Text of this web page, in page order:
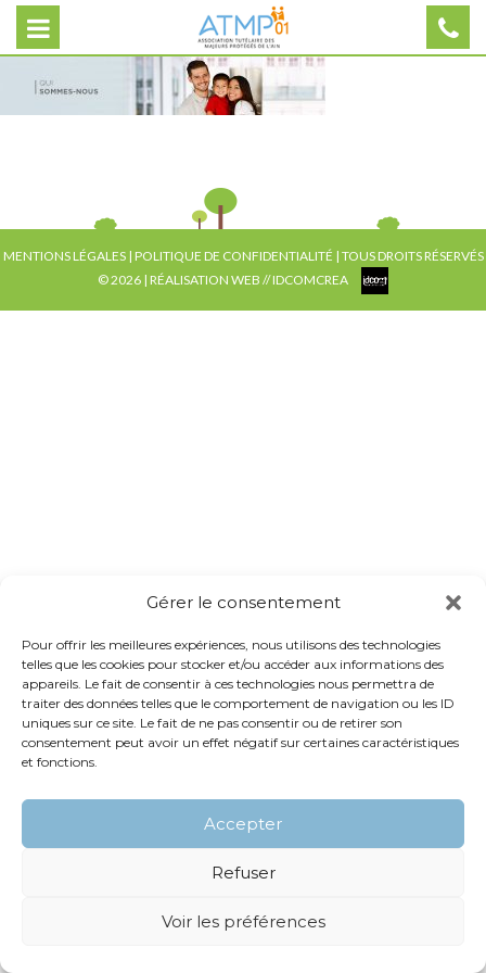
Gérer le consentement
Pour offrir les meilleures expériences, nous utilisons des technologies
telles que les cookies pour stocker et/ou accéder aux informations des
appareils. Le fait de consentir à ces technologies nous permettra de
traiter des données telles que le comportement de navigation ou les ID
uniques sur ce site. Le fait de ne pas consentir ou de retirer son
consentement peut avoir un effet négatif sur certaines caractéristiques
et fonctions.
Accepter
Refuser
Voir les préférences
MENTIONS LÉGALES| POLITIQUE DE CONFIDENTIALITÉ | TOUS DROITS RÉSERVÉS
© 2026 | RÉALISATION WEB //IDCOMCREA